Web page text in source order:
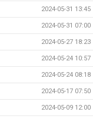
2024-05-31 13:45
2024-05-31 07:00
2024-05-27 18:23
2024-05-24 10:57
2024-05-24 08:18
2024-05-17 07:50
2024-05-09 12:00